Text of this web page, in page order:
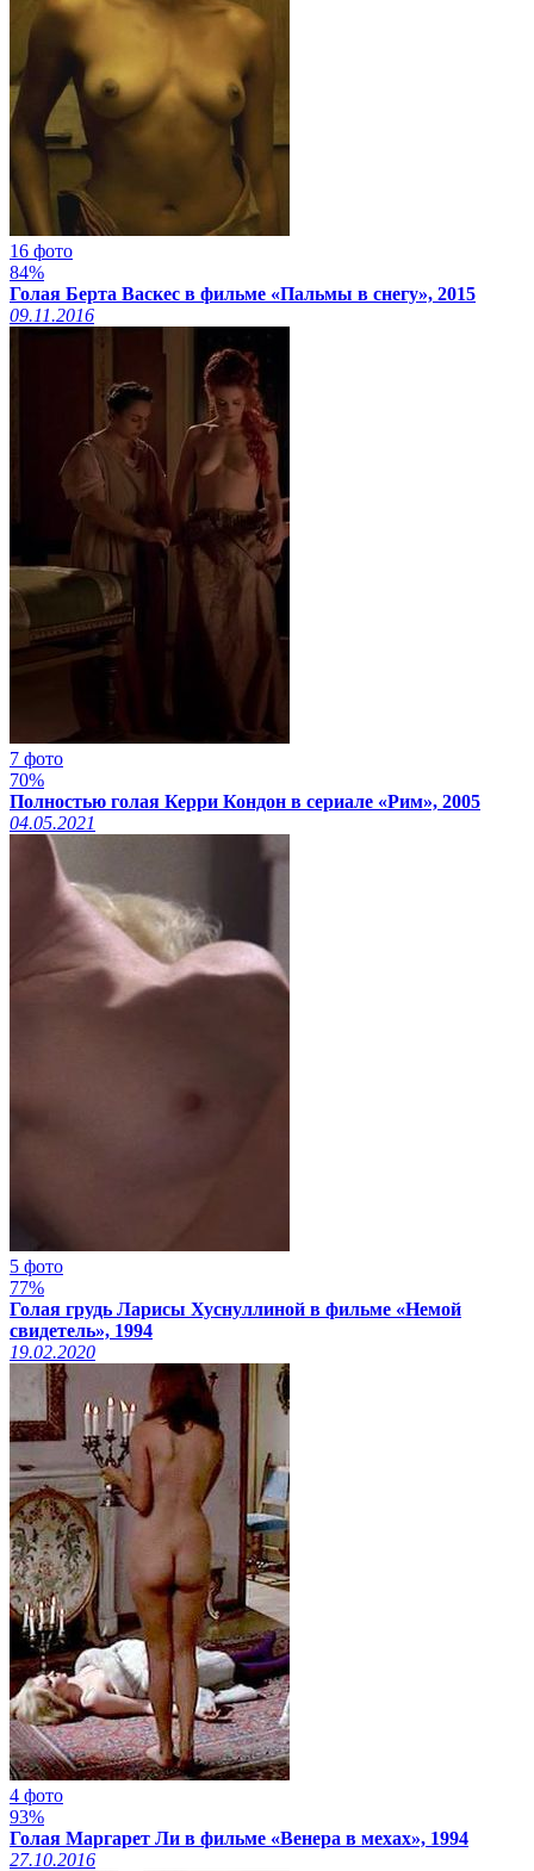
16 фото
84%
Голая Берта Васкес в фильме «Пальмы в снегу», 2015
09.11.2016
7 фото
70%
Полностью голая Керри Кондон в сериале «Рим», 2005
04.05.2021
5 фото
77%
Голая грудь Ларисы Хуснуллиной в фильме «Немой
свидетель», 1994
19.02.2020
4 фото
93%
Голая Маргарет Ли в фильме «Венера в мехах», 1994
27.10.2016